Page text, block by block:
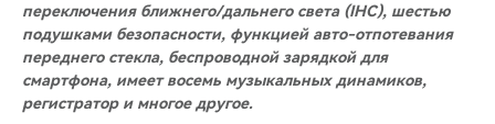
переключения ближнего/дальнего света (IHC), шестью
подушками безопасности, функцией авто-отпотевания
переднего стекла, беспроводной зарядкой для
смартфона, имеет восемь музыкальных динамиков,
регистратор и многое другое.